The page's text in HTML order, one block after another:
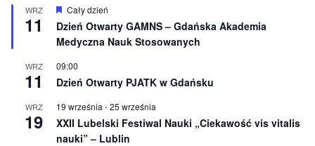
o
n
e
WRZ
11
W
y
r
ó
n
o
e
Cały dzień
Dzień Otwarty GAMNS – Gdańska Akademia
Medyczna Nauk Stosowanych
WRZ
11
09:00
Dzień Otwarty PJATK w Gdańsku
WRZ
19
19 września -25 września
XXII Lubelski Festiwal Nauki „Ciekawość vis vitalis
nauki” – Lublin